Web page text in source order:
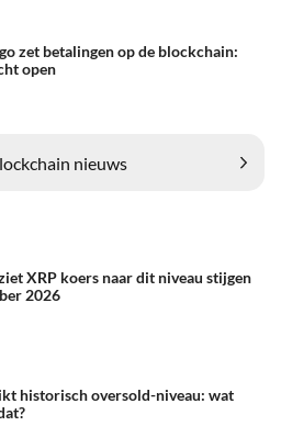
zet betalingen op de blockchain:
open
nieuws
XRP koers naar dit niveau stijgen
2026
historisch oversold-niveau: wat